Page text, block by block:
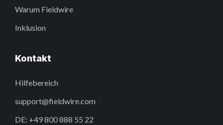
Warum Fieldwire
Inklusion
Kontakt
Hilfebereich
support@fieldwire.com
DE: +49 800 888 55 22